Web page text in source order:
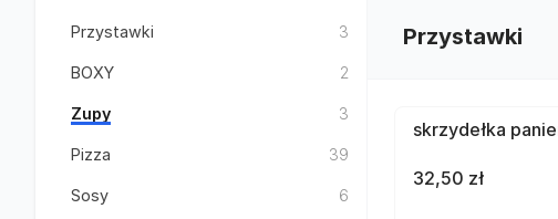
Przystawki 3
BOXY 2
Zupy 3
Pizza 39
Sosy 6
Przystawki
skrzydełka
32,50 zł